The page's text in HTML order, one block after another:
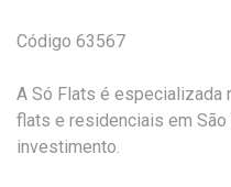
Código 63567
A Só Flats é especializada
flats e residenciais em São
investimento.